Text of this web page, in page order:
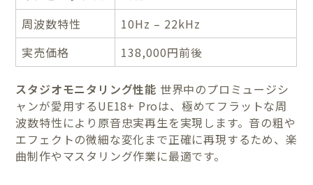
周波数特性
10Hz – 22kHz
実売価格
138,000円前後
スタジオモニタリング性能 世界中のプロミュージシ
ャンが愛用するUE18+ Proは、極めてフラットな周
波数特性により原音忠実再生を実現します。音の粗や
エフェクトの微細な変化まで正確に再現するため、楽
曲制作やマスタリング作業に最適です。